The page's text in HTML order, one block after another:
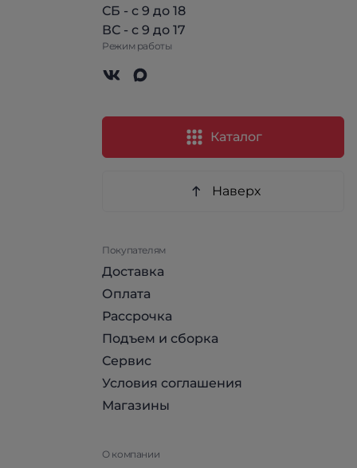
СБ - с 9 до 18
ВС - с 9 до 17
Режим работы
Каталог
Наверх
Покупателям
Доставка
Оплата
Рассрочка
Подъем и сборка
Сервис
Условия соглашения
Магазины
О компании